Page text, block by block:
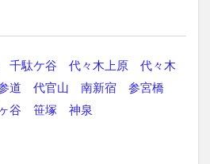
千駄ケ谷 代々木上原
代々木
道 代官山 南新宿
参宮橋
谷 笹塚 神泉